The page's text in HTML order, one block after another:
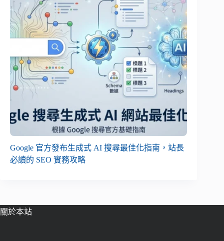
Google 官方發布生成式 AI 搜尋最佳化指南，站長
必讀的 SEO 實務攻略
關於本站